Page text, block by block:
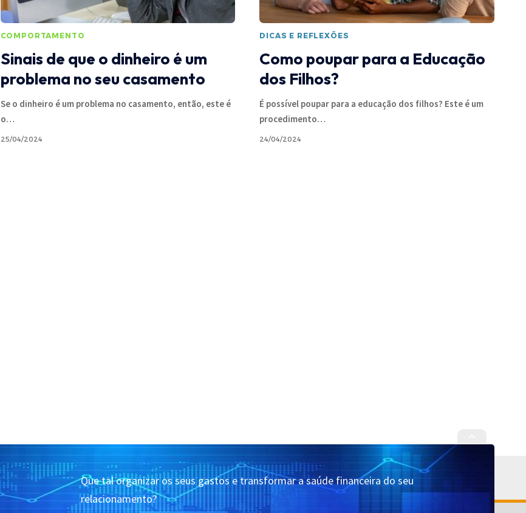
COMPORTAMENTO
Sinais de que o dinheiro é um
problema no seu casamento
Se o dinheiro é um problema no casamento, então, este é
o…
25/04/2024
DICAS E REFLEXÕES
Como poupar para a Educação
dos Filhos?
É possível poupar para a educação dos filhos? Este é um
procedimento…
24/04/2024
Que tal organizar os seus gastos e transformar a saúde financeira do seu
relacionamento?